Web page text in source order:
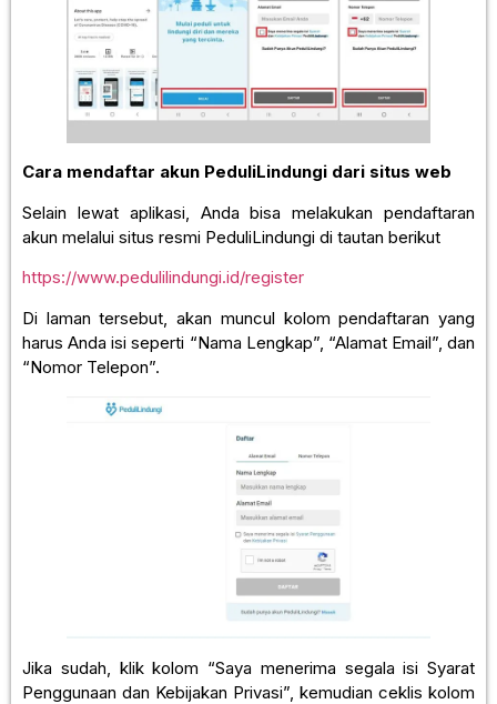
Cara mendaftar akun PeduliLindungi dari situs web
Selain lewat aplikasi, Anda bisa melakukan pendaftaran
akun melalui situs resmi PeduliLindungi di tautan berikut
https://www.pedulilindungi.id/register
Di laman tersebut, akan muncul kolom pendaftaran yang
harus Anda isi seperti “Nama Lengkap”, “Alamat Email”, dan
“Nomor Telepon”.
Jika sudah, klik kolom “Saya menerima segala isi Syarat
Penggunaan dan Kebijakan Privasi”, kemudian ceklis kolom